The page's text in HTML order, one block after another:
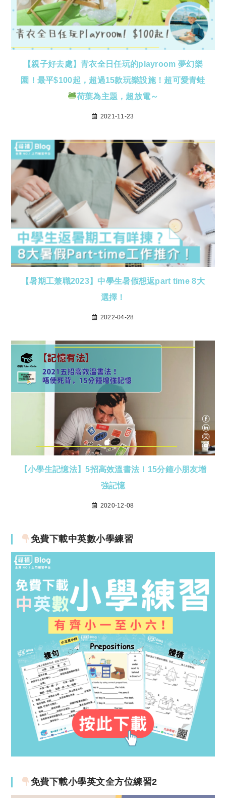
【親子好去處】青衣全日任玩的playroom 夢幻樂
園！最平$100起，超過15款玩樂設施！超可愛青蛙
荷葉為主題，超放電～
2021-11-23
【暑期工兼職2023】中學生暑假想返part time 8大
選擇！
2022-04-28
【小學生記憶法】5招高效溫書法！15分鐘小朋友增
強記憶
2020-12-08
免費下載中英數小學練習
免費下載小學英文全方位練習2